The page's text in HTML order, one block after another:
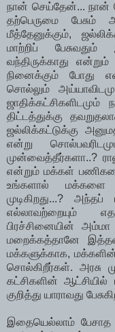
நான் செய்தேன்... நான்
தற்பெருமை பேசும்
மீத்தேனுக்கும்,
மாற்றிப்
வந்திருக்காது
நினைக்கும் போது
சொல்லும்
திட்டத்துக்கு
ஜல்லிக்கட்டுக்கு
என்று
முன்வைத்தீர்களா..?
என்றும் மக்கள் பணிகளை
உங்களால் மக்களை
முடிகிறது...?
எல்லாவற்றையும்
பிரச்சினையின்
மறைக்கத்தானே
மக்களுக்காக, மக்களின்
சொல்கிறீர்கள். அரசு
கட்சிகளின் ஆட்சியில்
குறித்து யாராவது
இதையெல்லாம் பேசாத